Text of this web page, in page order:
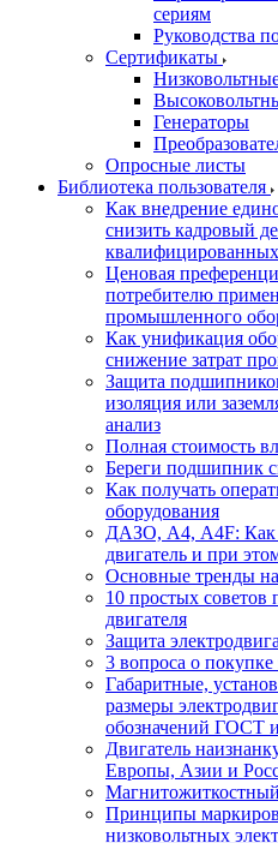
сериям
Руководства
Сертификаты
Генераторы
Опросные листы
Библиотека пользователя
Как внедрение
снизить кадровый
Ценовая
потребителю
промышленного
Как унификация
снижение затрат
Защита
изоляция или
анализ
Полная стоимость
Береги подшипник
Как получать
оборудования
ДАЗО, А4, А4F: Как
двигатель и при
Основные тренды
10 простых
двигателя
Защита
3 вопроса о покупке
Габаритные,
размеры
обозначений ГОСТ
Двигатель
Европы, Азии и
Принципы
низковольтных